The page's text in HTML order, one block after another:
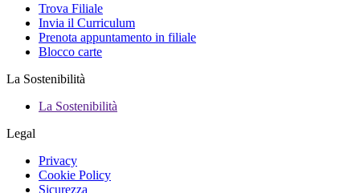
Trova Filiale
Invia il Curriculum
Prenota appuntamento in filiale
Blocco carte
La Sostenibilità
La Sostenibilità
Legal
Privacy
Cookie Policy
Sicurezza